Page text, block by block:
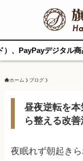
タル商品券は当院で
ホーム ブログ
昼夜逆転を
ら整える改
夜眠れず朝起き